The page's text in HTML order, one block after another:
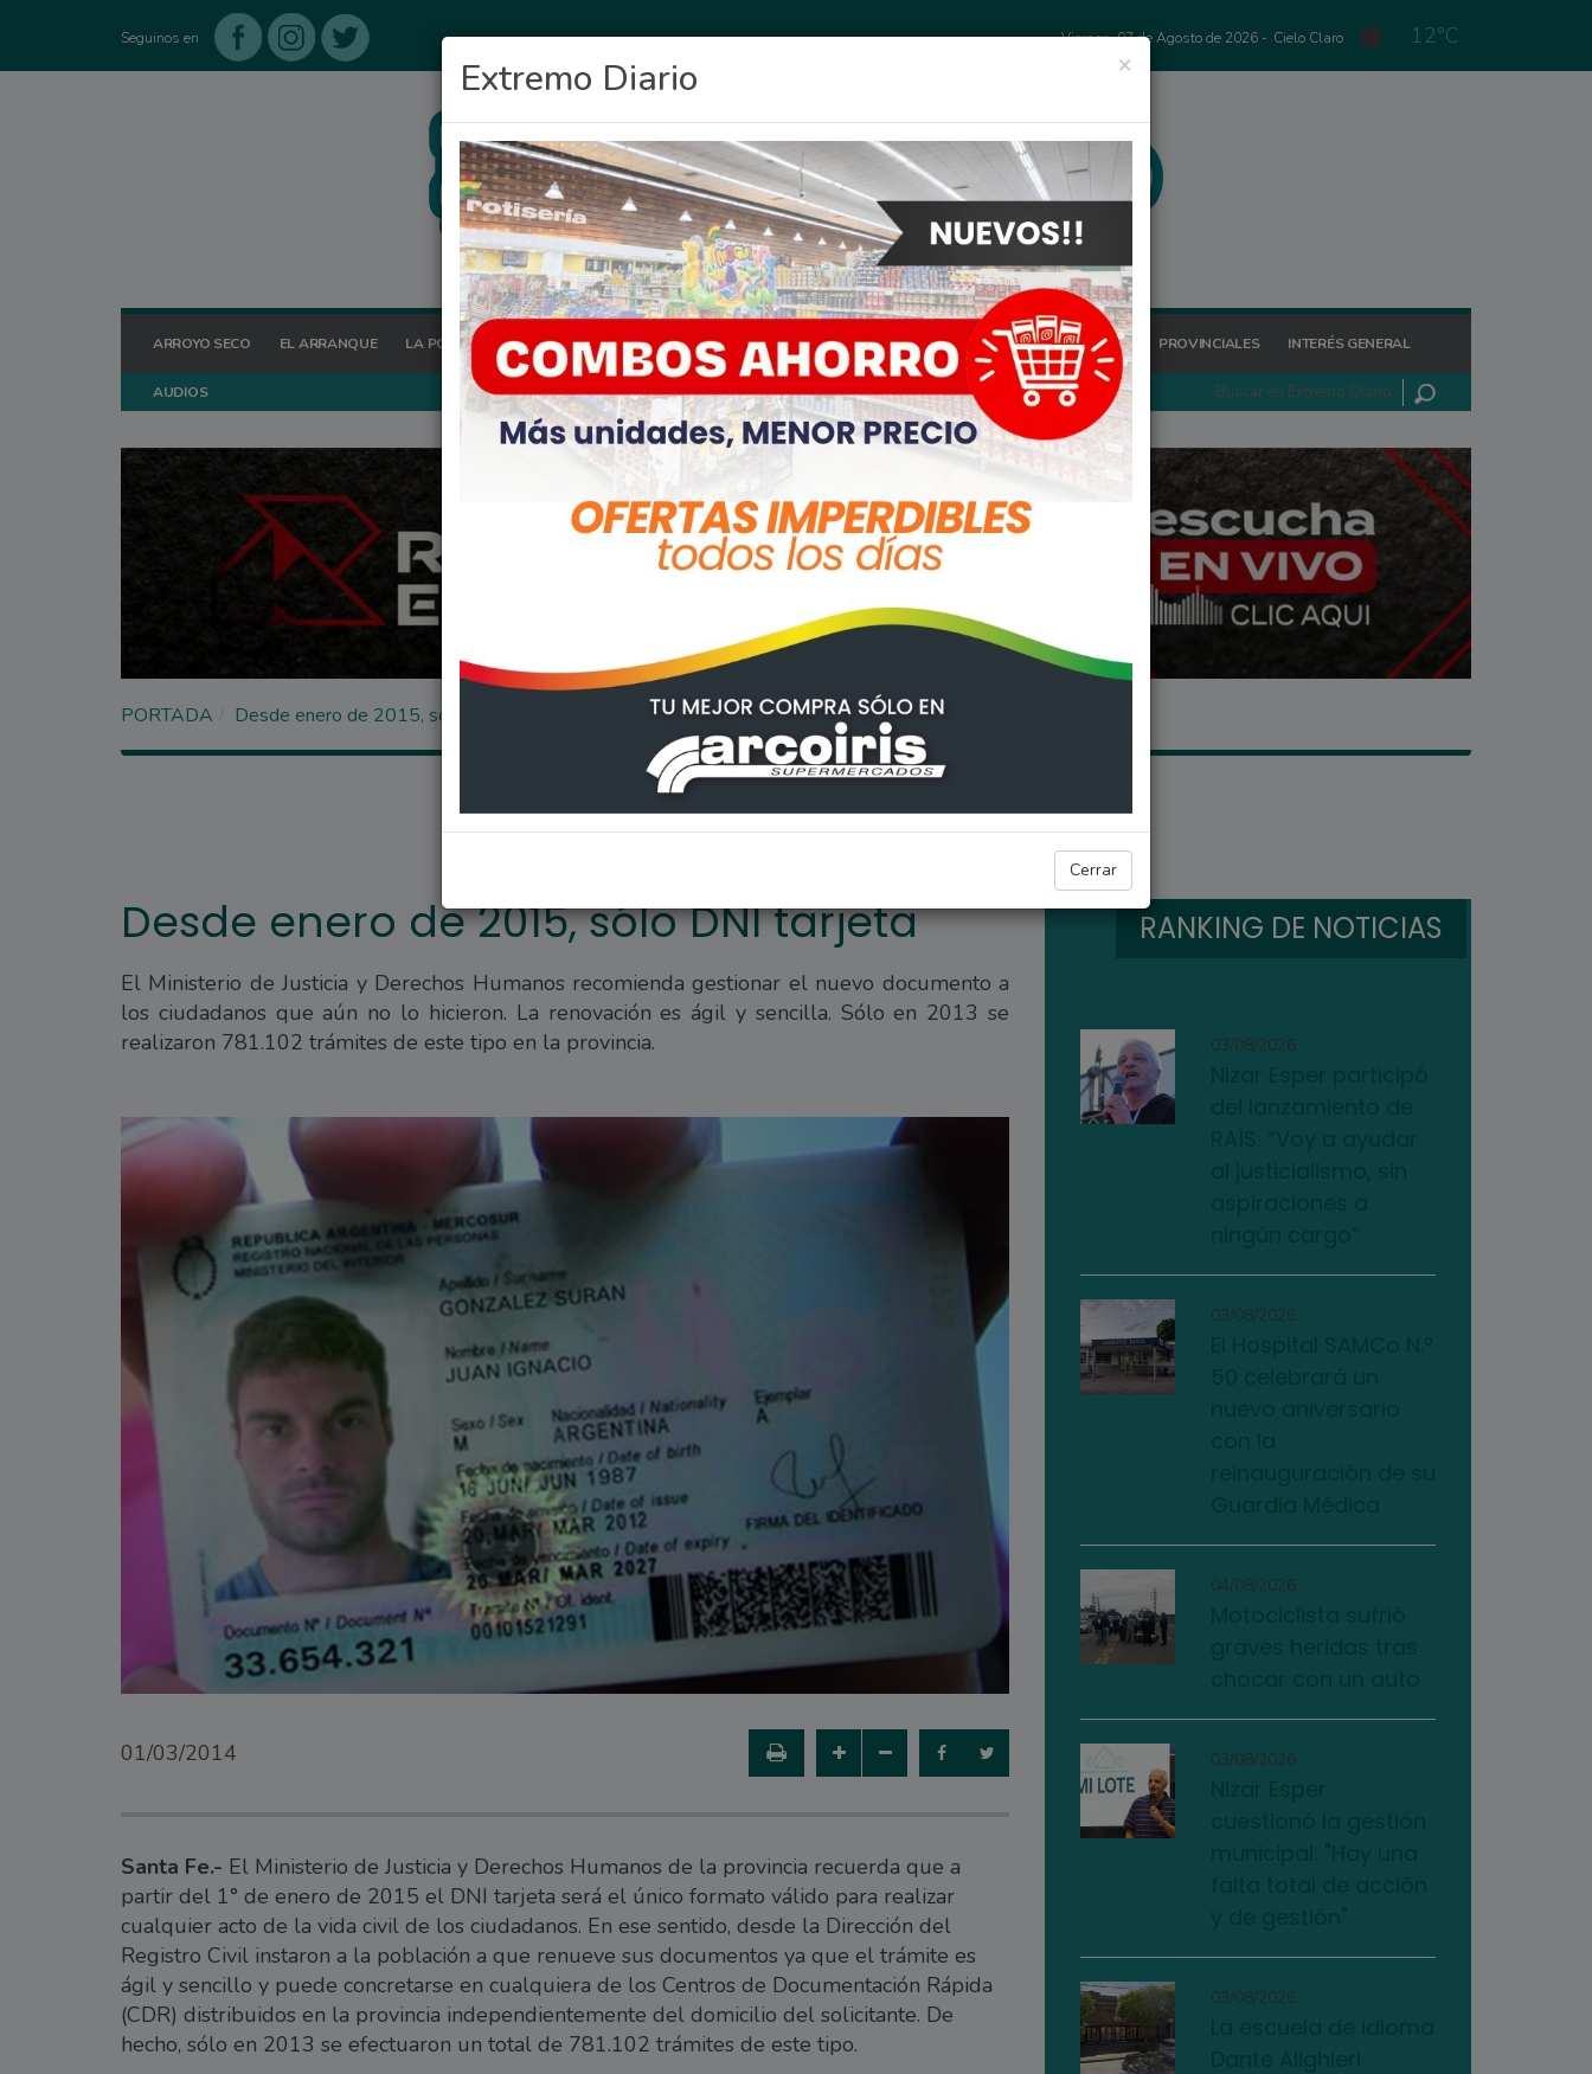
Seguinos en Viernes, 07 de Agosto de 2026 - Cielo Claro 12°C
ARROYO SECO EL ARRANQUE LA POSTA HOY OCIO DEPORTES FIGHIERA GENERAL LAGOS POLICIALES REGIONALES PROVINCIALES INTERÉS GENERAL
AUDIOS
×
Extremo Diario
Cerrar
PORTADA Desde enero de 2015, sólo DNI tarjeta
PROVINCIALES
Desde enero de 2015, sólo DNI tarjeta
El Ministerio de Justicia y Derechos Humanos recomienda gestionar el nuevo documento a
los ciudadanos que aún no lo hicieron. La renovación es ágil y sencilla. Sólo en 2013 se
realizaron 781.102 trámites de este tipo en la provincia.
01/03/2014
Santa Fe.- El Ministerio de Justicia y Derechos Humanos de la provincia recuerda que a
partir del 1° de enero de 2015 el DNI tarjeta será el único formato válido para realizar
cualquier acto de la vida civil de los ciudadanos. En ese sentido, desde la Dirección del
Registro Civil instaron a la población a que renueve sus documentos ya que el trámite es
ágil y sencillo y puede concretarse en cualquiera de los Centros de Documentación Rápida
(CDR) distribuidos en la provincia independientemente del domicilio del solicitante. De
hecho, sólo en 2013 se efectuaron un total de 781.102 trámites de este tipo.
RANKING DE NOTICIAS
03/08/2026
03/08/2026
04/08/2026
03/08/2026
03/08/2026